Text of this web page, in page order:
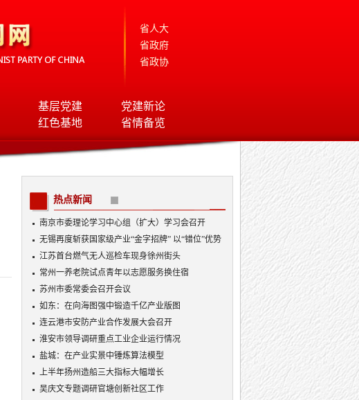
省人大
省政府
省政协
基层党建
党建新论
红色基地 省情备览
热点新闻
南京市委理论学习中心组（扩大）学习会召开
无锡再度斩获国家级产业“金字招牌” 以“错位”优势
入局AI顶层赛道
江苏首台燃气无人巡检车现身徐州街头
常州一养老院试点青年以志愿服务换住宿
苏州市委常委会召开会议
如东：在向海图强中锻造千亿产业版图
连云港市安防产业合作发展大会召开
淮安市领导调研重点工业企业运行情况
盐城：在产业实景中锤炼算法模型
上半年扬州造船三大指标大幅增长
吴庆文专题调研官塘创新社区工作